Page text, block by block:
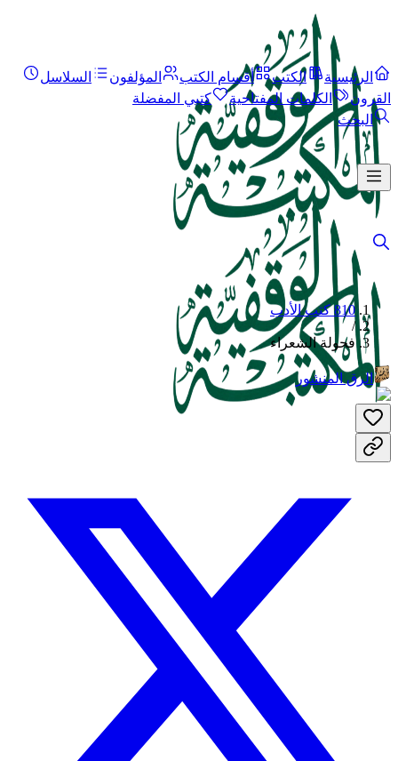
الرئيسية الكتب أقسام الكتب المؤلفون
السلاسل
القرون
الكلمات المفتاحية
كتبي المفضلة
البحث
810 كتب الأدب
/
فحولة الشعراء
الرق المنشور